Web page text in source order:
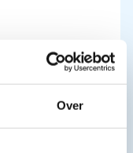
Over